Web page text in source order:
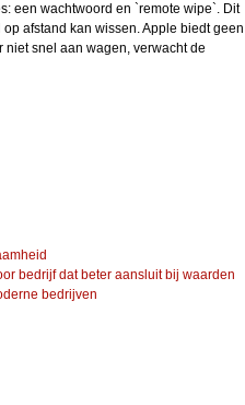
een wachtwoord en `remote wipe`. Dit
afstand kan wissen. Apple biedt geen
snel aan wagen, verwacht de
bedrijf dat beter aansluit bij waarden
bedrijven